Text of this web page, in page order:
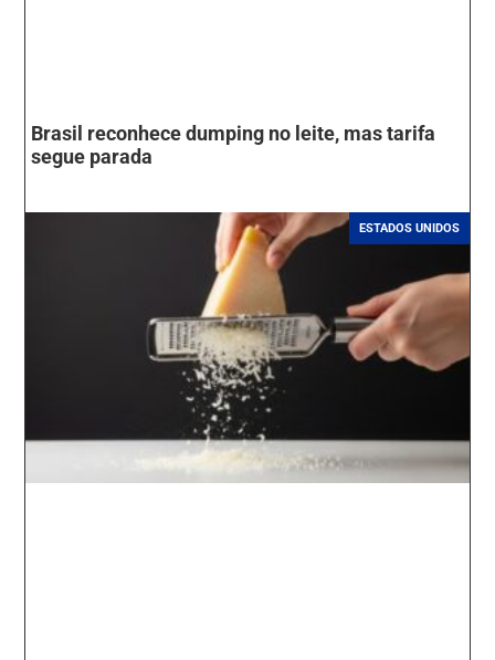
Brasil reconhece dumping no leite, mas tarifa
segue parada
ESTADOS UNIDOS